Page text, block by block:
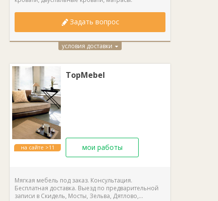
Задать вопрос
условия доставки
на сайте >11
TopMebel
мои работы
Мягкая мебель под заказ. Консультация.
Бесплатная доставка. Выезд по предварительной
записи в Скидель, Мосты, Зельва, Дятлово,...